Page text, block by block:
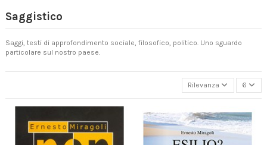
Saggistico
Saggi, testi di approfondimento sociale, filosofico, politico. Uno sguardo
particolare sul nostro paese.
Rilevanza 6